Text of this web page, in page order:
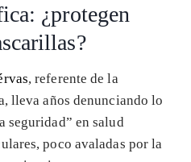
¿protegen
, referente de la
lleva años denunciando lo
seguridad” en salud
poco avaladas por la